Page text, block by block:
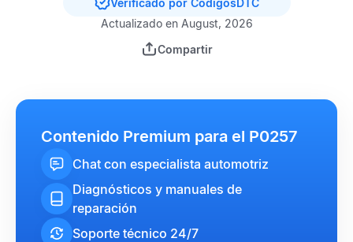
Actualizado en August, 2026
Compartir
Contenido Premium para el P0257
Chat con especialista automotriz
Diagnósticos y manuales de
reparación
Soporte técnico 24/7